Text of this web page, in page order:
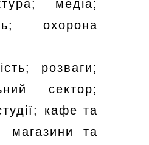
медіа;
охорона
розваги;
сектор;
кафе та
магазини та